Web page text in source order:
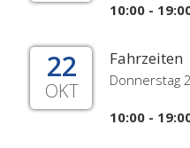
10:00 -
22
OKT
Fahrzeiten
Donnerstag
10:00 -